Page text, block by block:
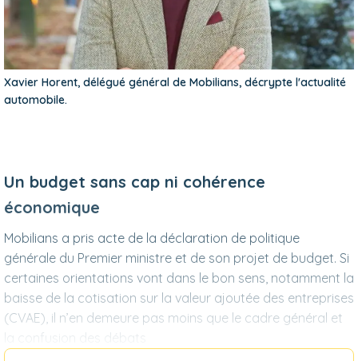
Xavier Horent, délégué général de Mobilians, décrypte l'actualité
automobile.
Un budget sans cap ni cohérence
économique
Mobilians a pris acte de la déclaration de politique
générale du Premier mi­nistre et de son projet de budget. Si
certaines orientations vont dans le bon sens, notamment la
baisse de la cotisation sur la valeur ajoutée des entreprises
(CVAE), il n’en de­meure pas moins que le cadre géné­ral et
la confusion des débats